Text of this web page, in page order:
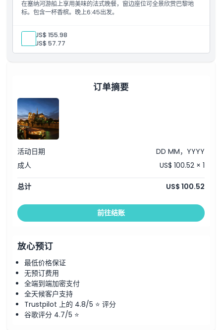
在塞纳河游船上享用美味的法式晚餐，窗边座位可全景欣赏巴黎地
标。包含一杯香槟。晚上6:45出发。
成人: US$ 155.98
儿童: US$ 57.77
订单摘要
活动日期
DD MM，YYYY
成人
US$ 100.52 × 1
总计 US$ 100.52
前往结账
放心预订
最低价格保证
无预订费用
全端到端加密支付
全天候客户支持
Trustpilot 上的 4.8/5 ⭐ 评分
谷歌评分 4.7/5 ⭐